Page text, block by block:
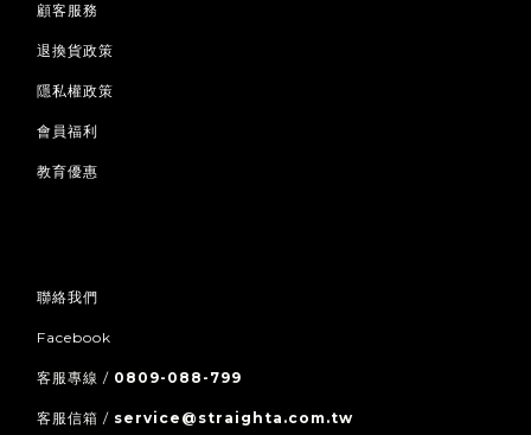
顧客服務
退換貨政策
隱私權政策
會員福利
教育優惠
聯絡我們
Facebook
客服專線 / 0809-088-799
客服信箱 / service@straighta.com.tw